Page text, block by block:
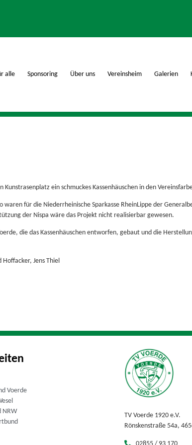
alle Sponsoring Über uns Vereinsheim Galerien
ein schmuckes Kassenhäuschen in den
für die Niederrheinische Sparkasse RheinLippe der
der Nispa wäre das Projekt nicht realisierbar gewesen.
die das Kassenhäuschen entworfen, gebaut und die
Jens Thiel
Voerde
NRW
TV Voerde 1920 e.V.
Rönskenstraße 54a,